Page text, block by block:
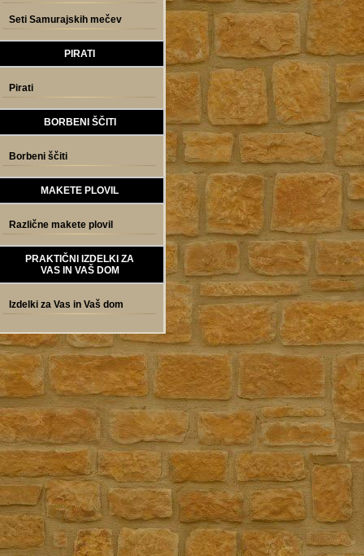
Seti Samurajskih mečev
PIRATI
Pirati
BORBENI ŠČITI
Borbeni ščiti
MAKETE PLOVIL
Različne makete plovil
PRAKTIČNI IZDELKI ZA
VAS IN VAŠ DOM
Izdelki za Vas in Vaš dom